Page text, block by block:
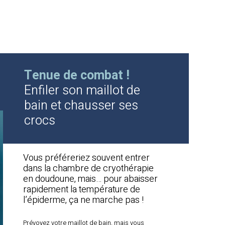
Tenue de combat !
Enfiler son maillot de
bain et chausser ses
crocs
Vous préféreriez souvent entrer
dans la chambre de cryothérapie
en doudoune, mais… pour abaisser
rapidement la température de
l’épiderme, ça ne marche pas !
Prévoyez votre maillot de bain, mais vous